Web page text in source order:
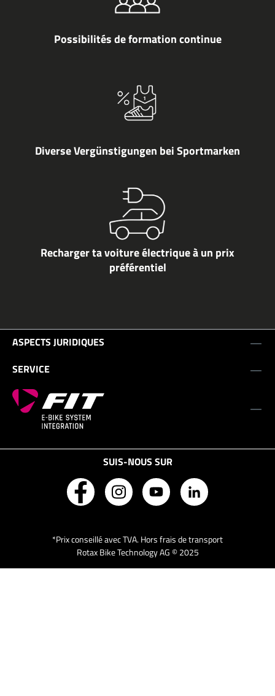
Possibilités de formation continue
Diverse Vergünstigungen bei Sportmarken
Recharger ta voiture électrique à un prix
préférentiel
ASPECTS JURIDIQUES
SERVICE
SUIS-NOUS SUR
*Prix conseillé avec TVA. Hors frais de transport
Rotax Bike Technology AG © 2025